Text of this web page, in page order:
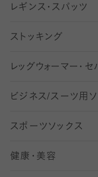
柄ソックス・靴下
スニーカー（くる
アンクル・ショー
クルーソックス（
ハイソックス
オーバーニー・
フットカバー・カ
30デニール以下
31〜40デニール
41〜60デニー
61〜80デニール
81 〜110デニー
111〜210デニ
レギンス・スパッツ
柄レギンス
無地レギンス
レギンスパンツ（
マタニティレギン
5 分丈
ストッキング
伝線しにくいス
ショートストッキ
結婚式用ストッ
美脚ストッキング
レッ グ ウォー マー ・ セ
ビジネス/スーツ用
匠シリーズ
フレッシャーズ
スポーツソックス
ランニングソック
健康・美容